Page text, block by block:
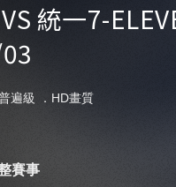
統一7-
遍級 ．HD畫質
賽事